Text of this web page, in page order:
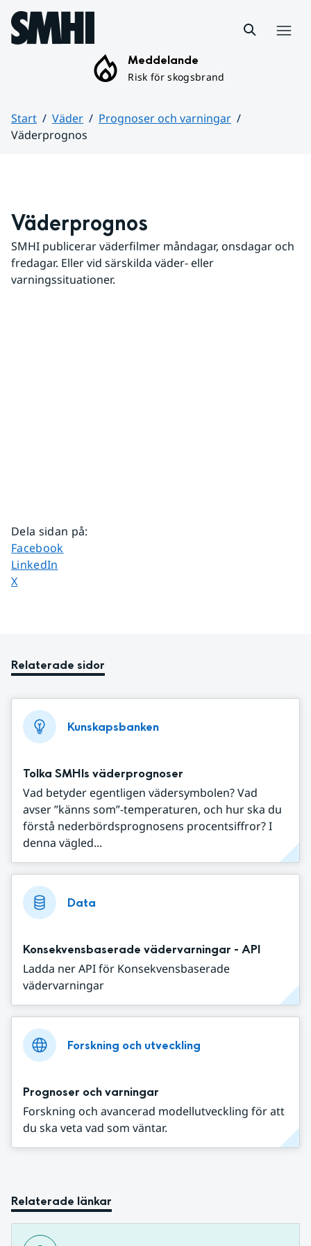
Hoppa till sidans innehåll
Meddelande
Risk för skogsbrand
Start Väder
Prognoser och varningar
Väderprognos
Väderprognos
SMHI publicerar väderfilmer måndagar, onsdagar och
fredagar. Eller vid särskilda väder- eller
varningssituationer.
Dela sidan på:
Dela sidan på
Facebook
Dela sidan på
LinkedIn
Dela sidan på
X
Relaterade sidor
Kunskapsbanken
Tolka SMHIs väderprognoser
Vad betyder egentligen vädersymbolen? Vad
avser ”känns som”-temperaturen, och hur ska du
förstå nederbördsprognosens procentsiffror? I
denna vägled...
Data
Konsekvensbaserade vädervarningar - API
Ladda ner API för Konsekvensbaserade
vädervarningar
Forskning och utveckling
Prognoser och varningar
Forskning och avancerad modellutveckling för att
du ska veta vad som väntar.
Relaterade länkar